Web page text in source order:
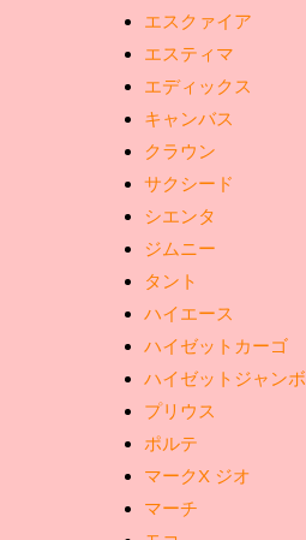
エスクァイア
エスティマ
エディックス
キャンバス
クラウン
サクシード
シエンタ
ジムニー
タント
ハイエース
ハイゼットカーゴ
ハイゼットジャンボ
プリウス
ポルテ
マークX ジオ
マーチ